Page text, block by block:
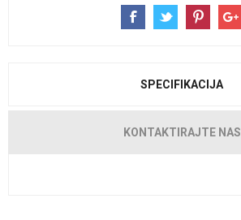
SPECIFIKACIJA
KONTAKTIRAJTE NAS